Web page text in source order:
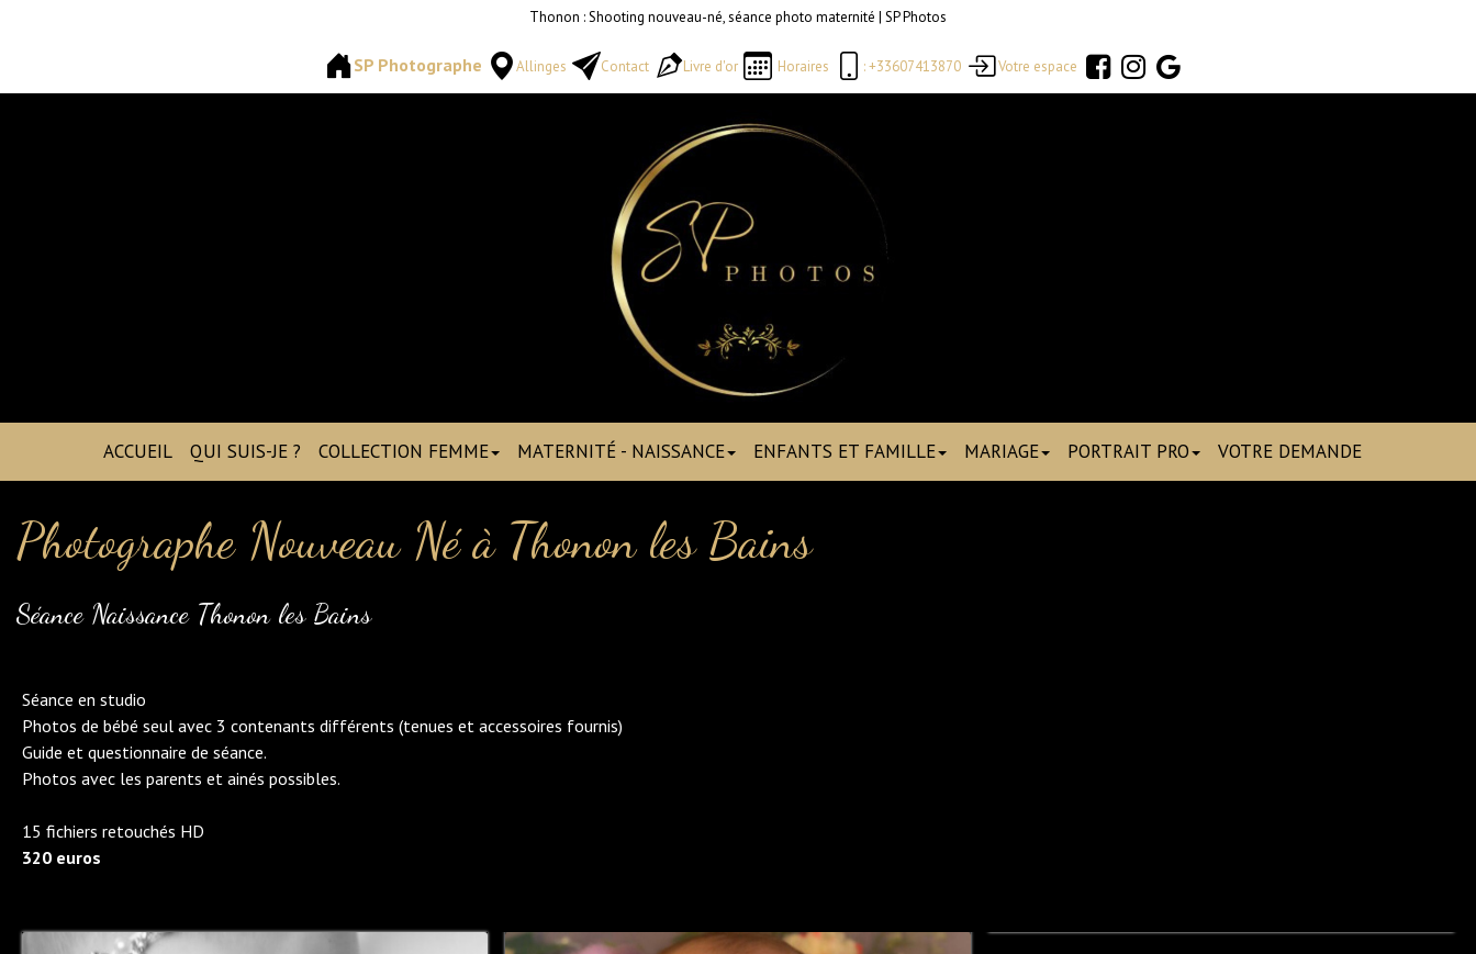
Thonon : Shooting nouveau-né, séance photo maternité | SP Photos
SP Photographe Allinges Contact Livre d'or Horaires : +33607413870 Votre espace
ACCUEIL QUI SUIS-JE ? COLLECTION FEMME MATERNITÉ - NAISSANCE ENFANTS ET FAMILLE MARIAGE PORTRAIT PRO VOTRE DEMANDE
Photographe Nouveau Né à Thonon les Bains
Séance Naissance Thonon les Bains
Séance en studio
Photos de bébé seul avec 3 contenants différents (tenues et accessoires fournis)
Guide et questionnaire de séance.
Photos avec les parents et ainés possibles.
15 fichiers retouchés HD
320 euros